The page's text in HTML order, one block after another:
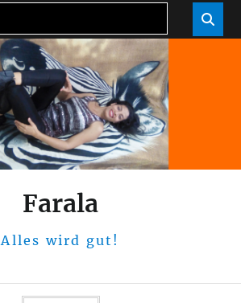

Farala
Alles wird gut!